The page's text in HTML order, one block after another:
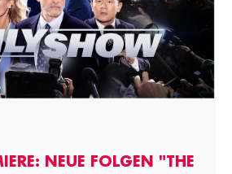
NEUE FOLGEN "THE